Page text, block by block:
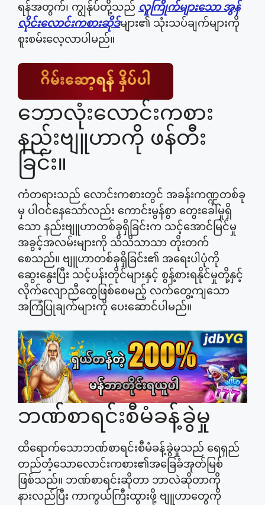
ရန်အတွက်၊ ကျွန်ုပ်တို့သည် လူကြိုက်များသော အွန်
လိုင်းလောင်းကစားဆိုဒ်များ၏ သုံးသပ်ချက်များကို
စူးစမ်းလေ့လာပါမည်။
ဘောလုံးလောင်းကစား
နည်းဗျူဟာကို ဖန်တီး
ခြင်း။
ကံတရားသည် လောင်းကစားတွင် အခန်းကဏ္ဍတစ်ခု
မှ ပါဝင်နေသော်လည်း ကောင်းမွန်စွာ တွေးခေါ်မှုရှိ
သော နည်းဗျူဟာတစ်ခုရှိခြင်းက သင့်အောင်မြင်မှု
အခွင့်အလမ်းများကို သိသိသာသာ တိုးတက်
စေသည်။ ဗျူဟာတစ်ခုရှိခြင်း၏ အရေးပါပုံကို
ဆွေးနွေးပြီး သင့်ပန်းတိုင်များနှင့် စွန့်စားရနိုင်မှုတို့နှင့်
လိုက်လျောညီထွေဖြစ်စေမည့် လက်တွေ့ကျသော
အကြံပြုချက်များကို ပေးဆောင်ပါမည်။
ဘဏ်စာရင်းစီမံခန့်ခွဲမှု
ထိရောက်သောဘဏ်စာရင်းစီမံခန့်ခွဲမှုသည် ရေရှည်
တည်တံ့သောလောင်းကစား၏အခြေခံအုတ်မြစ်
ဖြစ်သည်။ ဘဏ်စာရင်းဆိုတာ ဘာလဲဆိုတာကို
နားလည်ပြီး ကာကွယ်ကြီးထွားဖို့ ဗျူဟာတွေကို